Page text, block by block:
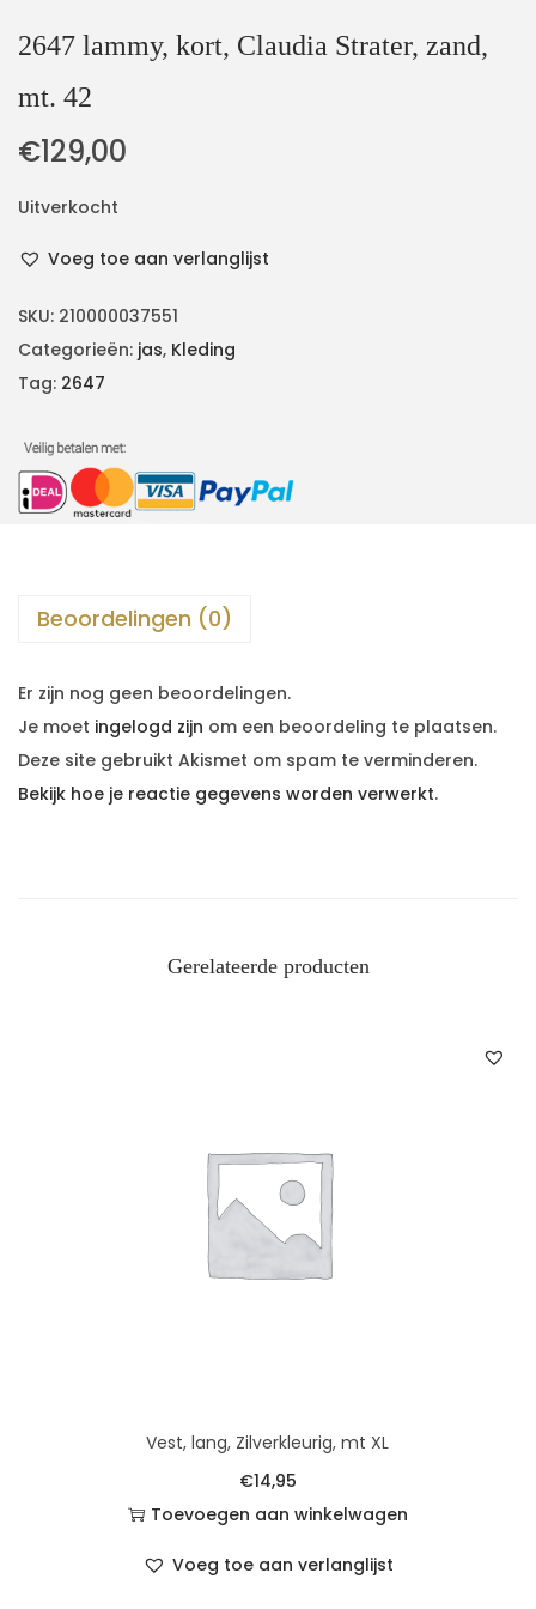
2647 lammy, kort, Claudia Strater, zand,
mt. 42
€129,00
Uitverkocht
Voeg toe aan verlanglijst
SKU: 210000037551
Categorieën: jas, Kleding
Tag: 2647
Beoordelingen (0)
Er zijn nog geen beoordelingen.
Je moet ingelogd zijn om een beoordeling te plaatsen.
Deze site gebruikt Akismet om spam te verminderen.
Bekijk hoe je reactie gegevens worden verwerkt.
Gerelateerde producten
Vest, lang, Zilverkleurig, mt XL
€14,95
Toevoegen aan winkelwagen
Voeg toe aan verlanglijst